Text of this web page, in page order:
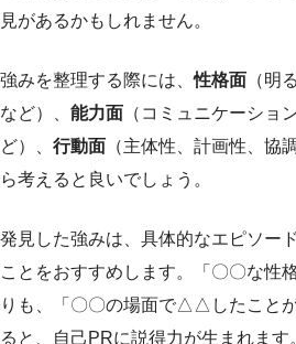
見があるかもしれません。
強みを整理する際には、性格面 （明
など）、 能力面 （コミュニケーショ
ど）、 行動面 （主体性、計画性、協
ら考えると良いでしょう。
発見した強みは、具体的なエピソー
ことをおすすめします。「〇〇な性
りも、「〇〇の場面で△△したこと
ると、自己PRに説得力が生まれます